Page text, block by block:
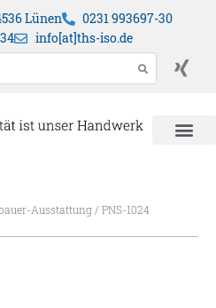
Lünen
0231 993697-30
info[at]ths-iso.de
Ausstattung/ PNS-1024